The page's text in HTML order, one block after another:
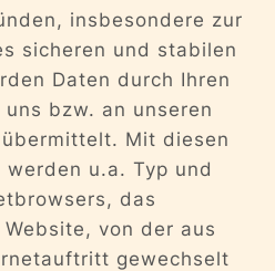
insbesondere zur
sicheren und stabilen
Daten durch Ihren
bzw. an unseren
Mit diesen
u.a. Typ und
das
von der aus
gewechselt